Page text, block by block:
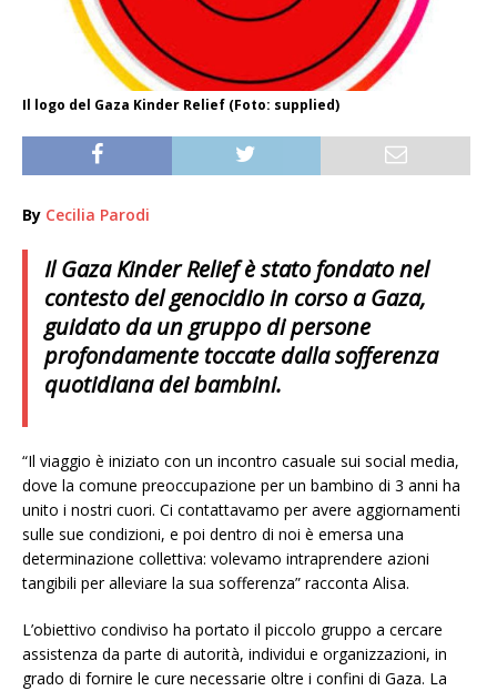
Il logo del Gaza Kinder Relief (Foto: supplied)
By Cecilia Parodi
Il Gaza Kinder Relief è stato fondato nel
contesto del genocidio in corso a Gaza,
guidato da un gruppo di persone
profondamente toccate dalla sofferenza
quotidiana dei bambini.
“Il viaggio è iniziato con un incontro casuale sui social media,
dove la comune preoccupazione per un bambino di 3 anni ha
unito i nostri cuori. Ci contattavamo per avere aggiornamenti
sulle sue condizioni, e poi dentro di noi è emersa una
determinazione collettiva: volevamo intraprendere azioni
tangibili per alleviare la sua sofferenza” racconta Alisa.
L’obiettivo condiviso ha portato il piccolo gruppo a cercare
assistenza da parte di autorità, individui e organizzazioni, in
grado di fornire le cure necessarie oltre i confini di Gaza. La